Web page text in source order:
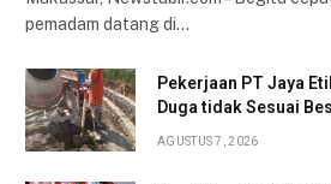
pemadam datang di…
Pekerjaan PT Jaya
Duga tidak Sesuai
AGUSTUS 7, 2026